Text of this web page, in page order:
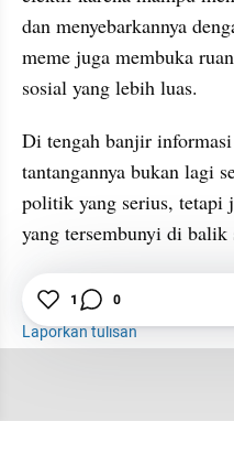
dan menyebarkannya
meme juga membuka
sosial yang lebih luas.
Di tengah banjir
tantangannya bukan lagi
politik yang serius, tetapi
yang tersembunyi di balik
Meme Politik
Laporkan tulisan
1 0